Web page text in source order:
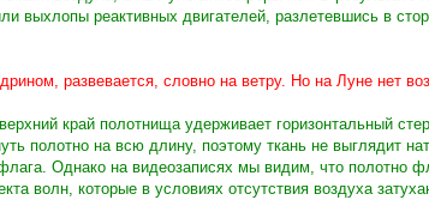
выхлопы реактивных двигателей, разлетевшись в
развевается, словно на ветру. Но на Луне нет
край полотнища удерживает горизонтальный
полотно на всю длину, поэтому ткань не выглядит
Однако на видеозаписях мы видим, что полотно
волн, которые в условиях отсутствия воздуха